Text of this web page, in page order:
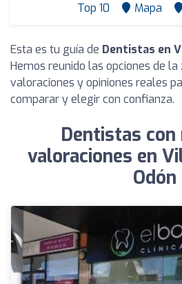
Top 10 Mapa
Esta es tu guía de Dentistas en
Hemos reunido las opciones de la
valoraciones y opiniones reales
comparar y elegir con confianza.
Dentistas con
valoraciones en
Odón